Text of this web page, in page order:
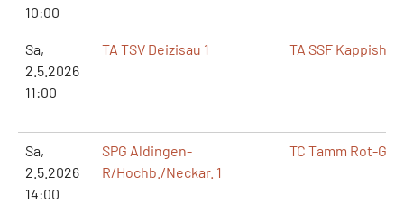
10:00
Sa,
2.5.2026
11:00
TA TSV Deizisau 1 TA SSF
Sa,
2.5.2026
14:00
SPG Aldingen-
R/Hochb./Neckar. 1
TC Tamm Rot-